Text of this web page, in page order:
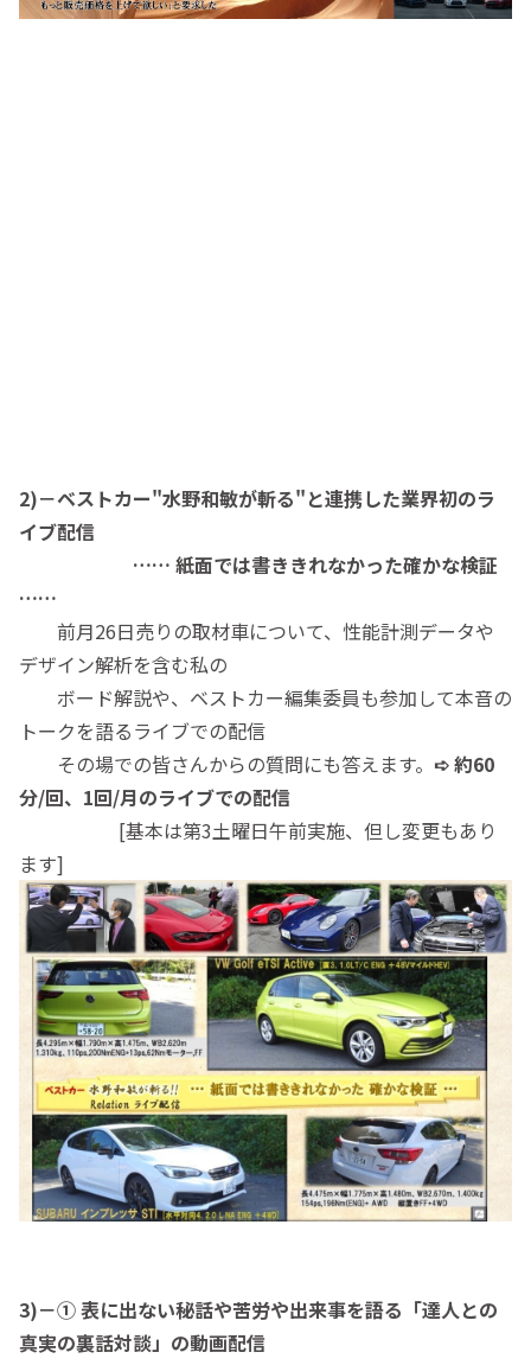
2)－ベストカー"水野和敏が斬る"と連携した業界初のラ
イブ配信
…… 紙面では書ききれなかった確かな検証
……
前月26日売りの取材車について、性能計測データや
デザイン解析を含む私の
ボード解説や、ベストカー編集委員も参加して本音の
トークを語るライブでの配信
その場での皆さんからの質問にも答えます。 ➪ 約60
分/回、1回/月のライブでの配信
[基本は第3土曜日午前実施、但し変更もあり
ます]
3)－① 表に出ない秘話や苦労や出来事を語る「達人との
真実の裏話対談」の動画配信